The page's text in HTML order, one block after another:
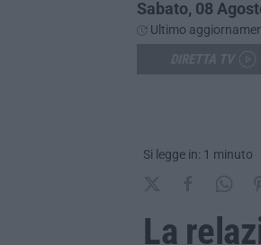
Sabato, 08
Ultimo
Si legge in: 1 minuto
La